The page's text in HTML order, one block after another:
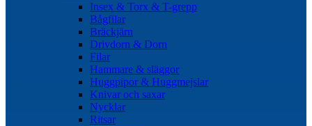
Insex & Torx & T-grepp
Bågfilar
Bräckjärn
Drivdorn & Dorn
Filar
Hammare & släggor
Huggpipor & Huggmejslar
Knivar och saxar
Nycklar
Ritsar